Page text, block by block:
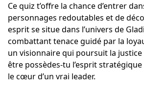
Ce quiz t’offre la chance d’entrer
personnages redoutables et de
esprit se situe dans l’univers de
combattant tenace guidé par la
un visionnaire qui poursuit la
être possèdes-tu l’esprit stratégique
le cœur d’un vrai leader.